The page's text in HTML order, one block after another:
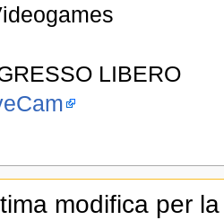
LIBERO
modifica per